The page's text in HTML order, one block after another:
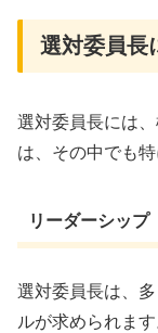
選対委員長
選対委員長には
は、その中でも
リーダーシップ
選対委員長は、
ルが求められま